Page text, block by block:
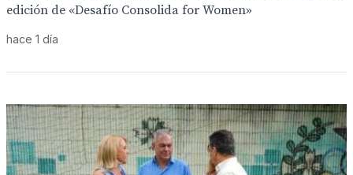
edición de «Desafío Consolida for Women»
hace 1 día